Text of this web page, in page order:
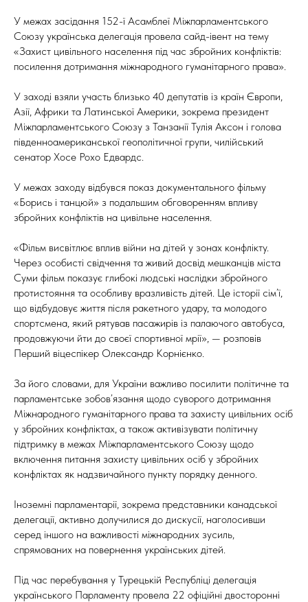
У межах засідання 152-ї Асамблеї Міжпарламентського
Союзу українська делегація провела сайд-івент на тему
«Захист цивільного населення під час збройних конфліктів:
посилення дотримання міжнародного гуманітарного права».
У заході взяли участь близько 40 депутатів із країн Європи,
Азії, Африки та Латинської Америки, зокрема президент
Міжпарламентського Союзу з Танзанії Тулія Аксон і голова
південноамериканської геополітичної групи, чилійський
сенатор Хосе Рохо Едвардс.
У межах заходу відбувся показ документального фільму
«Борись і танцюй» з подальшим обговоренням впливу
збройних конфліктів на цивільне населення.
«Фільм висвітлює вплив війни на дітей у зонах конфлікту.
Через особисті свідчення та живий досвід мешканців міста
Суми фільм показує глибокі людські наслідки збройного
протистояння та особливу вразливість дітей. Це історії сім’ї,
що відбудовує життя після ракетного удару, та молодого
спортсмена, який рятував пасажирів із палаючого автобуса,
продовжуючи йти до своєї спортивної мрії», — розповів
Перший віцеспікер Олександр Корнієнко.
За його словами, для України важливо посилити політичне та
парламентське зобов’язання щодо суворого дотримання
Міжнародного гуманітарного права та захисту цивільних осіб
у збройних конфліктах, а також активізувати політичну
підтримку в межах Міжпарламентського Союзу щодо
включення питання захисту цивільних осіб у збройних
конфліктах як надзвичайного пункту порядку денного.
Іноземні парламентарії, зокрема представники канадської
делегації, активно долучилися до дискусії, наголосивши
серед іншого на важливості міжнародних зусиль,
спрямованих на повернення українських дітей.
Під час перебування у Турецькій Республіці делегація
українського Парламенту провела 22 офіційні двосторонні